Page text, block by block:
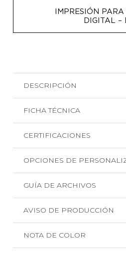
cantidad
IMPRESIÓN PARA
DIGITAL –
DESCRIPCIÓN
FICHA TÉCNICA
CERTIFICACIONES
OPCIONES DE
GUÍA DE ARCHIVOS
AVISO DE PRODUCCIÓN
NOTA DE COLOR